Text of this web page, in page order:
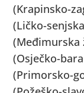
(Krapinsko-
(Ličko-
(Međimurska
(Osječko-
(Primorsko-